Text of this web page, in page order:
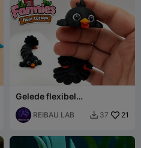
Gelede flexibel
kalkoenspeeltje - Farmies
collectieREIBAU LAB  37 21